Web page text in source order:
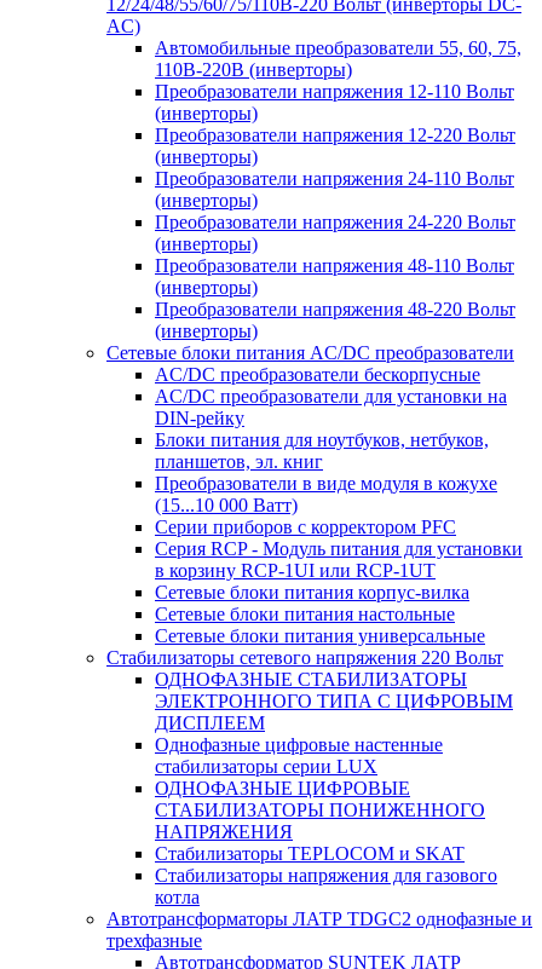
12/24/48/55/60/75/110В-220 Вольт (инверторы DC-
AC)
Автомобильные преобразователи 55, 60, 75,
110В-220В (инверторы)
Преобразователи напряжения 12-110 Вольт
(инверторы)
Преобразователи напряжения 12-220 Вольт
(инверторы)
Преобразователи напряжения 24-110 Вольт
(инверторы)
Преобразователи напряжения 24-220 Вольт
(инверторы)
Преобразователи напряжения 48-110 Вольт
(инверторы)
Преобразователи напряжения 48-220 Вольт
(инверторы)
Сетевые блоки питания AC/DC преобразователи
AC/DC преобразователи бескорпусные
AC/DC преобразователи для установки на
DIN-рейку
Блоки питания для ноутбуков, нетбуков,
планшетов, эл. книг
Преобразователи в виде модуля в кожухе
(15...10 000 Ватт)
Серии приборов с корректором PFC
Серия RCP - Модуль питания для установки
в корзину RCP-1UI или RCP-1UT
Сетевые блоки питания корпус-вилка
Сетевые блоки питания настольные
Сетевые блоки питания универсальные
Стабилизаторы сетевого напряжения 220 Вольт
ОДНОФАЗНЫЕ СТАБИЛИЗАТОРЫ
ЭЛЕКТРОННОГО ТИПА С ЦИФРОВЫМ
ДИСПЛЕЕМ
Однофазные цифровые настенные
стабилизаторы серии LUX
ОДНОФАЗНЫЕ ЦИФРОВЫЕ
СТАБИЛИЗАТОРЫ ПОНИЖЕННОГО
НАПРЯЖЕНИЯ
Стабилизаторы TEPLOCOM и SKAT
Стабилизаторы напряжения для газового
котла
Автотрансформаторы ЛАТР TDGC2 однофазные и
трехфазные
Автотрансформатор SUNTEK ЛАТР